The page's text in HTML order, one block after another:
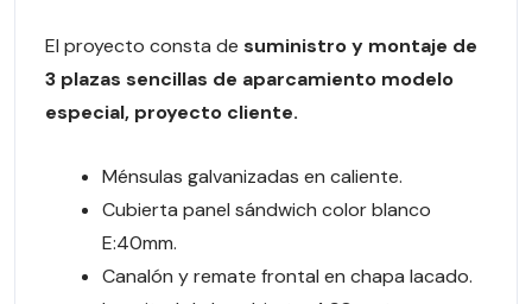
El proyecto consta de suministro y montaje de
3 plazas sencillas de aparcamiento modelo
especial, proyecto cliente.
Ménsulas galvanizadas en caliente.
Cubierta panel sándwich color blanco
E:40mm.
Canalón y remate frontal en chapa lacado.